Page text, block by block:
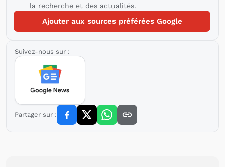
la recherche et des actualités.
Ajouter aux sources préférées Google
Suivez-nous sur :
Partager sur :